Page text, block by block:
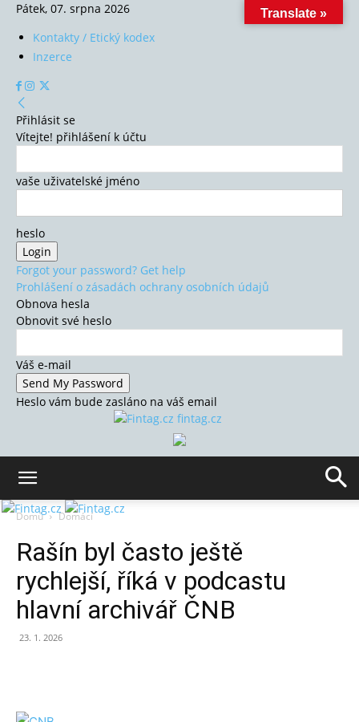
Pátek, 07. srpna 2026
Kontakty / Etický kodex
Inzerce
Přihlásit se
Vítejte! přihlášení k účtu
vaše uživatelské jméno
heslo
Forgot your password? Get help
Prohlášení o zásadách ochrany osobních údajů
Obnova hesla
Obnovit své heslo
Váš e-mail
Heslo vám bude zasláno na váš email
fintag.cz
Domů Domácí
Rašín byl často ještě
rychlejší, říká v podcastu
hlavní archivář ČNB
23. 1. 2026
Translate »